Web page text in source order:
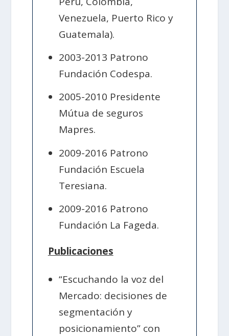
Venezuela, Puerto Rico y
Guatemala).
2003-2013 Patrono
Fundación Codespa.
2005-2010 Presidente
Mútua de seguros
Mapres.
2009-2016 Patrono
Fundación Escuela
Teresiana.
2009-2016 Patrono
Fundación La Fageda.
Publicaciones
“Escuchando la voz del
Mercado: decisiones de
segmentación y
posicionamiento” con